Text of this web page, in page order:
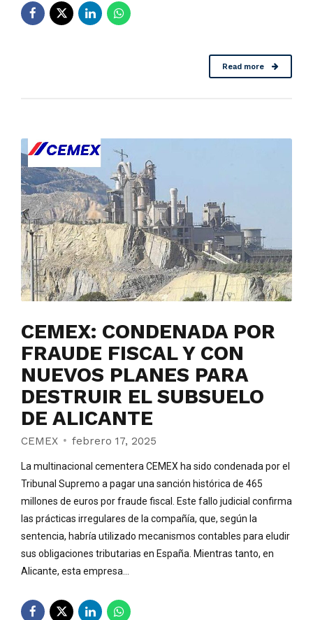
Read more
CEMEX: CONDENADA POR
FRAUDE FISCAL Y CON
NUEVOS PLANES PARA
DESTRUIR EL SUBSUELO
DE ALICANTE
CEMEX febrero 17, 2025
La multinacional cementera CEMEX ha sido condenada por el
Tribunal Supremo a pagar una sanción histórica de 465
millones de euros por fraude fiscal. Este fallo judicial confirma
las prácticas irregulares de la compañía, que, según la
sentencia, habría utilizado mecanismos contables para eludir
sus obligaciones tributarias en España. Mientras tanto, en
Alicante, esta empresa...